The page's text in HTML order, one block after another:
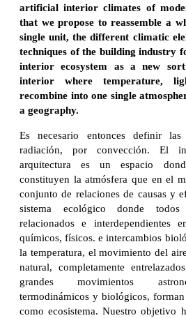
artificial interior climates of
that we propose to reassemble a
single unit, the different climatic
techniques of the building industry
interior ecosystem as a new
interior where temperature,
recombine into one single
a geography.
Es necesario entonces definir
radiación, por convección. El
arquitectura es un espacio
constituyen la atmósfera que en el
conjunto de relaciones de causas y
sistema ecológico donde
relacionados e interdependientes
químicos, físicos. e intercambios
la temperatura, el movimiento del
natural, completamente
grandes movimientos
termodinámicos y biológicos,
como ecosistema. Nuestro objetivo